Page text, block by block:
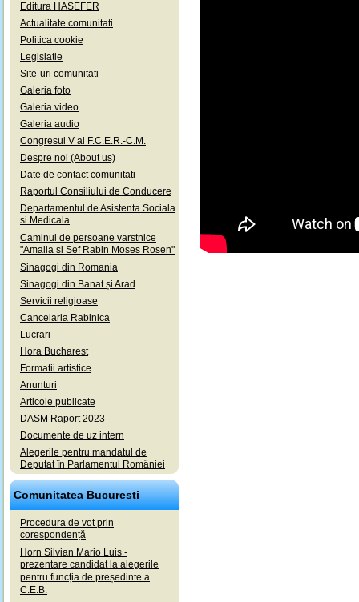
Editura HASEFER
Actualitate comunitati
Politica cookie
Legislatie
Site-uri comunitati
Galeria foto
Galeria video
Galeria audio
Congresul V al F.C.E.R.-C.M.
Despre noi (About us)
Date de contact comunitati
Raportul Consiliului de Conducere
Departamentul de Asistenta Sociala
si Medicala
Caminul de persoane varstnice
"Amalia si Sef Rabin Moses Rosen"
Sinagogi din Romania
Sinagogi din Banat și Arad
Servicii religioase
Cancelaria Rabinica
Lucrari
Hora Bucharest
Formatii artistice
Anunturi
Articole publicate
DASM Raport 2023
Documente de uz intern
Alegerile pentru mandatul de
Deputat în Parlamentul României
Comunitatea Bucuresti
Procedura de vot prin
corespondență
Horn Silvian Mario Luis -
prezentare candidat la alegerile
pentru funcția de președinte a
C.E.B.